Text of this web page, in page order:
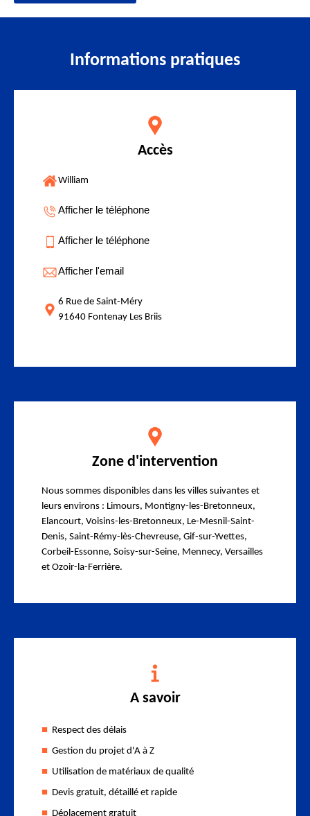
Informations pratiques
Accès
William
Afficher le téléphone
Afficher le téléphone
Afficher l'email
6 Rue de Saint-Méry
91640 Fontenay Les Briis
Zone d'intervention
Nous sommes disponibles dans les villes suivantes et
leurs environs : Limours, Montigny-les-Bretonneux,
Elancourt, Voisins-les-Bretonneux, Le-Mesnil-Saint-
Denis, Saint-Rémy-lès-Chevreuse, Gif-sur-Yvettes,
Corbeil-Essonne, Soisy-sur-Seine, Mennecy, Versailles
et Ozoir-la-Ferrière.
A savoir
Respect des délais
Gestion du projet d'A à Z
Utilisation de matériaux de qualité
Devis gratuit, détaillé et rapide
Déplacement gratuit